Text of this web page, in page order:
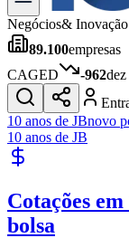
Dia a Dia & Lazer
Gastronomia
Cinema &
JogosNovo
Para Sua Empresa
Publicidade
Política
Negócios& Inovação
89.100empresas
CAGED
-962
10 anos de JBnovo
10 anos de JB
Cotações
bolsa